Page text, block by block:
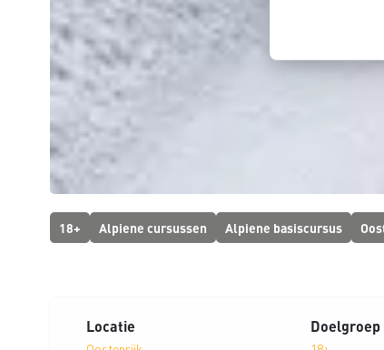
18+ Alpiene cursussen Alpiene basiscursus
Locatie Doelgroep